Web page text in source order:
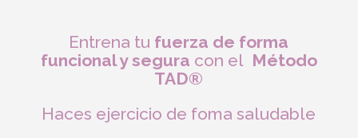
Entrena tu fuerza de forma
funcional y segura con el Método
TAD®
Haces ejercicio de foma saludable